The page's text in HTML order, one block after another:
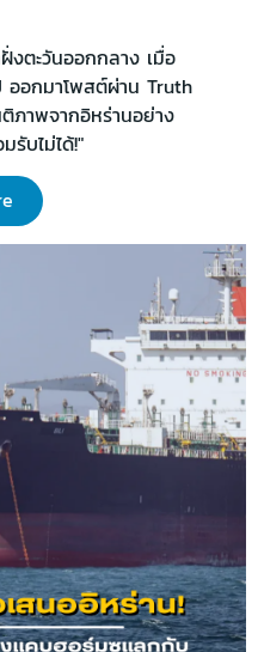
งตะวันออกกลาง เมื่อ
ออกมาโพสต์ผ่าน Truth
ภาพจากอิหร่านอย่าง
รับไม่ได้!"